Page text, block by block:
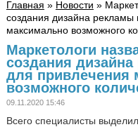
Главная » Новости »
создания дизайна рекламы
максимально возможного
Маркетологи
создания
для привлечения
возможного
09.11.2020 15:46
Всего специалисты